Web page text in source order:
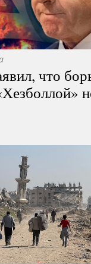
что